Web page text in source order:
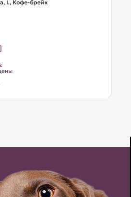
L, Кофе-брейк